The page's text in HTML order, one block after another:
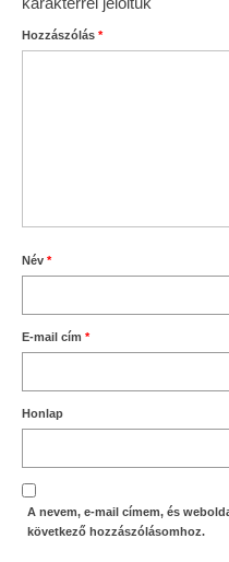
Hozzászólás *
Név *
E-mail cím *
Honlap
A nevem, e-mail címem, és
következő hozzászólásomhoz.